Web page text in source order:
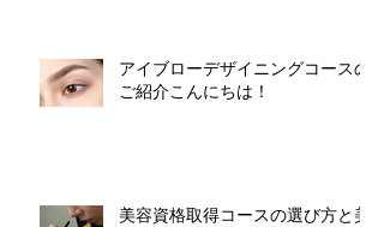
アイブローデザイニングコースの
ご紹介こんにちは！
美容資格取得コースの選び方と美